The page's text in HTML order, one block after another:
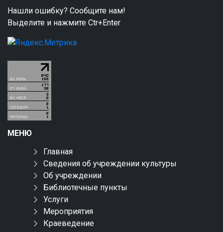
Нашли ошибку? Сообщите нам!
Выделите и нажмите Ctr+Enter
МЕНЮ
Главная
Сведения об учреждении культуры
Об учреждении
Библиотечные пункты
Услуги
Мероприятия
Краеведение